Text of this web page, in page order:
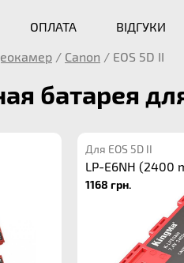
ОПЛАТА ВІДГУКИ
/ Canon / EOS 5D II
батарея
Для EOS 5D II
LP-E6NH (2400
1168 грн.